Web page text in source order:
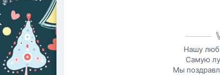
Нашу
Самую
Мы